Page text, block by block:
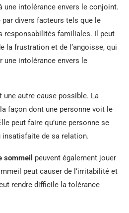
une intolérance envers le conjoint.
divers facteurs tels que le
responsabilités familiales. Il peut
la frustration et de l’angoisse, qui
une intolérance envers le
une autre cause possible. La
façon dont une personne voit le
peut faire qu’une personne se
insatisfaite de sa relation.
sommeil peuvent également jouer
peut causer de l’irritabilité et
rendre difficile la tolérance